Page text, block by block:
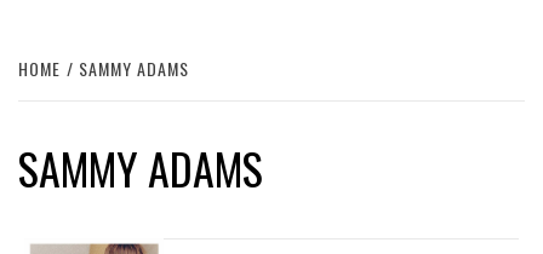
HOME SAMMY ADAMS
SAMMY ADAMS